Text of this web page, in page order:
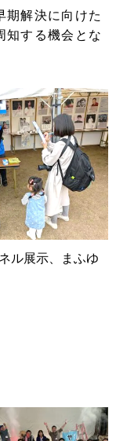
解決に向けた
知する機会とな
ル展示、まふゆ